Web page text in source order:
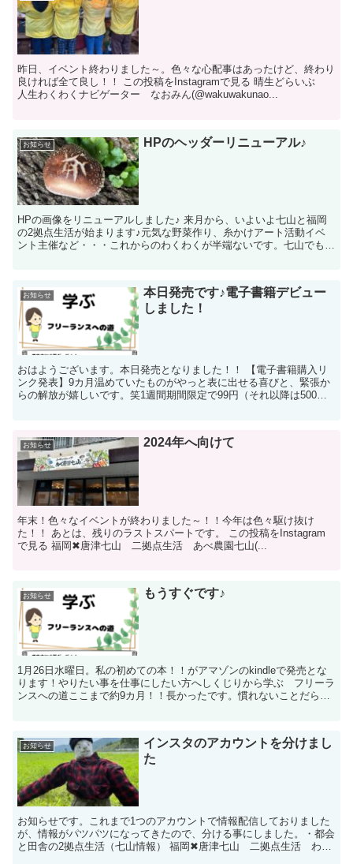
昨日、イベント終わりました～。色々な心配事はあったけど、終わり
良ければ全て良し！！ この投稿をInstagramで見る 晴生どらいぶ
人生わくわくナビゲーター なおみん(@wakuwakunao...
お知らせ HPのヘッダーリニューアル♪
HPの画像をリニューアルしました♪ 来月から、いよいよ七山と福岡
の2拠点生活が始まります♪元気な野菜作り、糸かけアート活動イベ
ント主催など・・・これからのわくわくが半端ないです。七山でも
お知らせ
本日発売です♪電子書籍デビュー
しました！
おはようございます。本日発売となりました！！ 【電子書籍購入リ
ンク発表】9カ月温めていたものがやっと表に出せる喜びと、緊張か
らの解放が嬉しいです。笑1週間期間限定で99円（それ以降は500円
お知らせ 2024年へ向けて
年末！色々なイベントが終わりました～！！今年は色々駆け抜け
た！！ あとは、残りのラストスパートです。 この投稿をInstagram
で見る 福岡✖︎唐津七山 二拠点生活 あべ農園七山(...
お知らせ もうすぐです♪
1月26日水曜日。私の初めての本！！がアマゾンのkindleで発売とな
ります！やりたい事を仕事にしたい方へしくじりから学ぶ フリーラ
ンスへの道ここまで約9カ月！！長かったです。慣れないことだらけ
お知らせ
インスタのアカウントを分けまし
た
お知らせです。これまで1つのアカウントで情報配信しておりました
が、情報がパツパツになってきたので、分ける事にしました。・都会
と田舎の2拠点生活（七山情報） 福岡✖︎唐津七山 二拠点生活 わく